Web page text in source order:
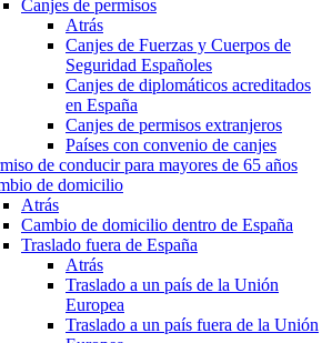
Canjes de permisos
Atrás
Canjes de Fuerzas y Cuerpos de
Seguridad Españoles
Canjes de diplomáticos acreditados
en España
Canjes de permisos extranjeros
Países con convenio de canjes
de conducir para mayores de 65 años
de domicilio
Atrás
Cambio de domicilio dentro de España
Traslado fuera de España
Atrás
Traslado a un país de la Unión
Europea
Traslado a un país fuera de la Unión